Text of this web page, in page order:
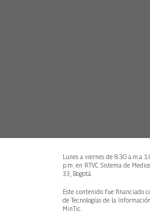
Lunes a viernes de 8:30 a.m.a
p.m. en RTVC Sistema de
33, Bogotá.
Este contenido fue financiado
de Tecnologías de la
MinTic.